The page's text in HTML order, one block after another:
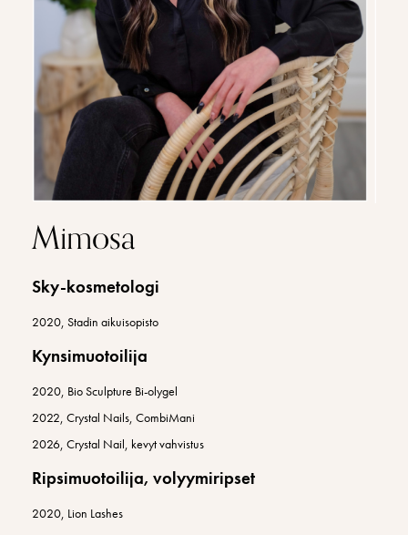
Mimosa
Sky-kosmetologi
2020, Stadin aikuisopisto
Kynsimuotoilija
2020, Bio Sculpture Bi-olygel
2022, Crystal Nails, CombiMani
2026, Crystal Nail, kevyt vahvistus
Ripsimuotoilija, volyymiripset
2020, Lion Lashes